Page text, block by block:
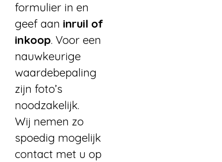
formulier in en
geef aan inruil of
inkoop. Voor een
nauwkeurige
waardebepaling
zijn foto’s
noodzakelijk.
Wij nemen zo
spoedig mogelijk
contact met u op